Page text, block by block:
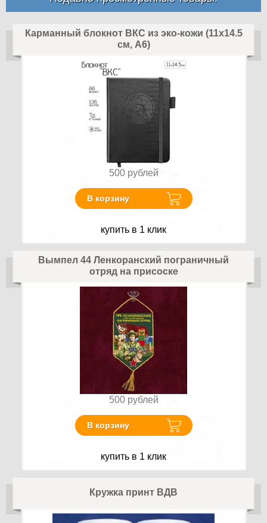
Карманный блокнот ВКС из эко-кожи (11х14.5
см, А6)
500 рублей
В корзину
купить в 1 клик
Вымпел 44 Ленкоранский пограничный
отряд на присоске
500 рублей
В корзину
купить в 1 клик
Кружка принт ВДВ